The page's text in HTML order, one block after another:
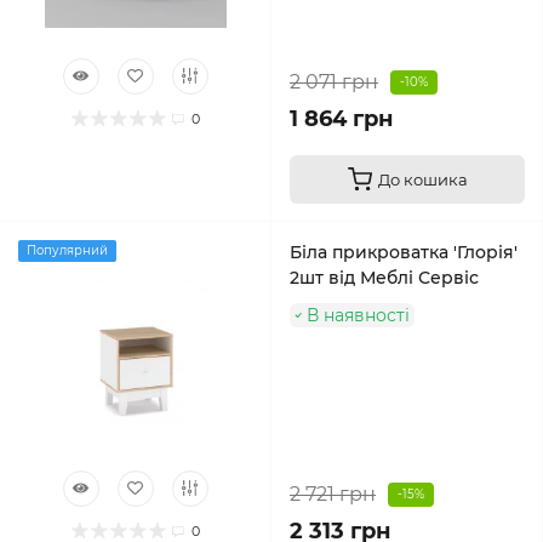
0
2 071 грн -10%
1 864 грн
До кошика
Популярний
0
Біла прикроватка 'Глорія'
2шт від Меблі Сервіс
В наявності
2 721 грн -15%
2 313 грн